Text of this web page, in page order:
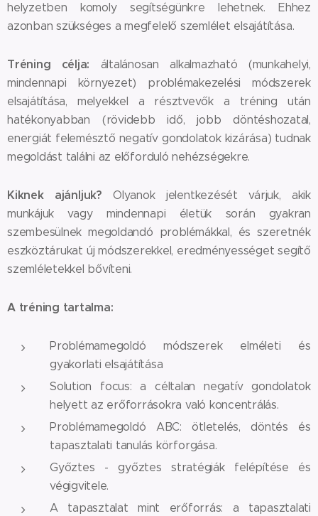
helyzetben komoly segítségünkre lehetnek. Ehhez
azonban szükséges a megfelelő szemlélet elsajátítása.
Tréning célja: általánosan alkalmazható (munkahelyi,
mindennapi környezet) problémakezelési módszerek
elsajátítása, melyekkel a résztvevők a tréning után
hatékonyabban (rövidebb idő, jobb döntéshozatal,
energiát felemésztő negatív gondolatok kizárása) tudnak
megoldást találni az előforduló nehézségekre.
Kiknek ajánljuk? Olyanok jelentkezését várjuk, akik
munkájuk vagy mindennapi életük során gyakran
szembesülnek megoldandó problémákkal, és szeretnék
eszköztárukat új módszerekkel, eredményességet segítő
szemléletekkel bővíteni.
A tréning tartalma:
Problémamegoldó módszerek elméleti és
gyakorlati elsajátítása
Solution focus: a céltalan negatív gondolatok
helyett az erőforrásokra való koncentrálás.
Problémamegoldó ABC: ötletelés, döntés és
tapasztalati tanulás körforgása.
Győztes - győztes stratégiák felépítése és
végigvitele.
A tapasztalat mint erőforrás: a tapasztalati